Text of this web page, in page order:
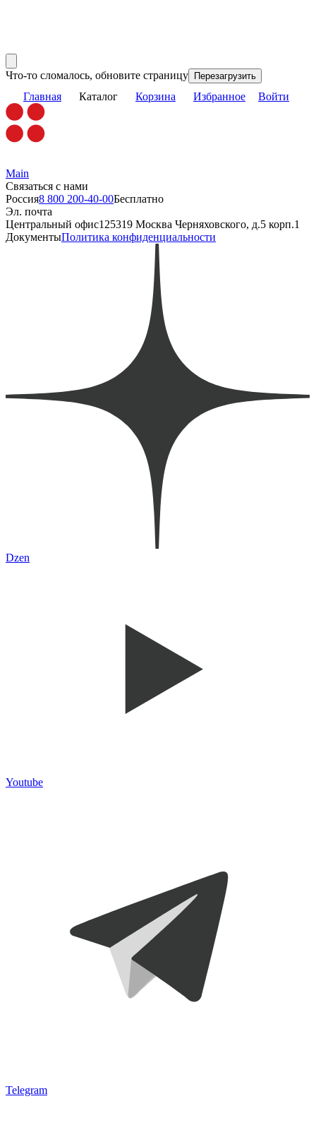
Что-то сломалось, обновите страницу Перезагрузить
Главная Каталог Корзина Избранное Войти
Main
Связаться с нами
Россия8 800 200-40-00Бесплатно
Эл. почта
Центральный офис125319 Москва Черняховского, д.5 корп.1
ДокументыПолитика конфиденциальности
Dzen
Youtube
Telegram